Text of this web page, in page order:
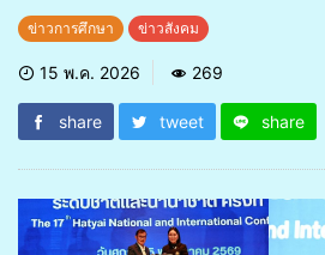
ข่าวการศึกษา ข่าวสังคม
15 พ.ค. 2026 269
share tweet share